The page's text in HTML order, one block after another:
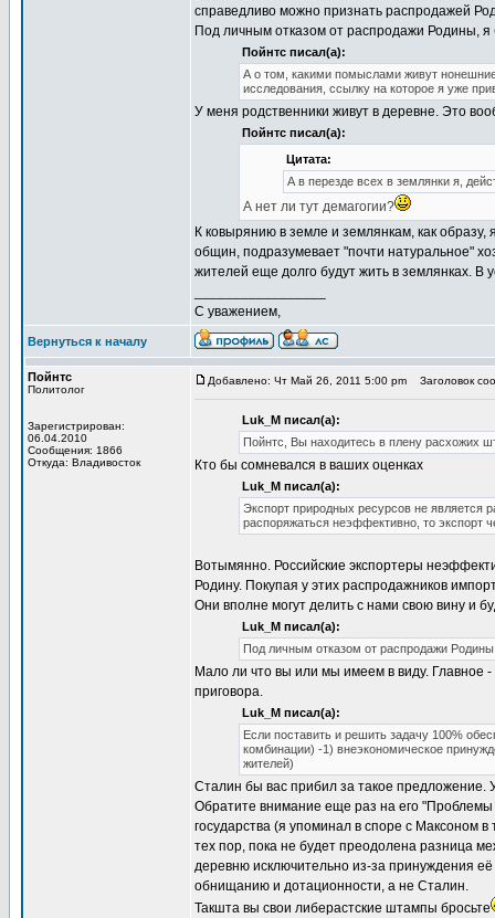
справедливо можно признать распродажей
Под личным отказом от распродажи Родины, я
Пойнтс писал(а):
А о том, какими помыслами живут нонешние
исследования, ссылку на которое я уже
У меня родственники живут в деревне. Это
Пойнтс писал(а):
Цитата:
А в перезде всех в землянки я,
А нет ли тут демагогии?
К ковырянию в земле и землянкам, как
общин, подразумевает "почти натуральное"
жителей еще долго будут жить в землянках. В
С уважением,
Вернуться к началу
Пойнтс
Политолог
Зарегистрирован:
06.04.2010
Сообщения: 1866
Откуда: Владивосток
Добавлено: Чт Май 26, 2011 5:00 pm Заголовок
Luk_M писал(а):
Пойнтс, Вы находитесь в плену расхожих
Кто бы сомневался в ваших оценках
Luk_M писал(а):
Экспорт природных ресурсов не является
распоряжаться неэффективно, то экспорт
Вотымянно. Российские экспортеры
Родину. Покупая у этих распродажников
Они вполне могут делить с нами свою вину и
Luk_M писал(а):
Под личным отказом от распродажи
Мало ли что вы или мы имеем в виду. Главное
приговора.
Luk_M писал(а):
Если поставить и решить задачу 100%
комбинации) -1) внеэкономическое
жителей)
Сталин бы вас прибил за такое предложение.
Обратите внимание еще раз на его
государства (я упоминал в споре с Максоном
тех пор, пока не будет преодолена разница
деревню исключительно из-за принуждения
обнищанию и дотационности, а не Сталин.
Такшта вы свои либерастские штампы бросьте